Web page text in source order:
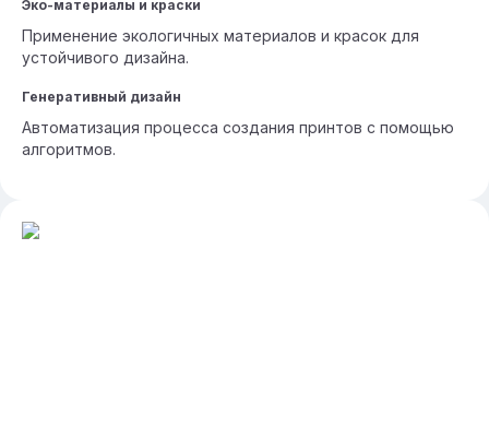
Эко-материалы и краски
Применение экологичных материалов и красок для
устойчивого дизайна.
Генеративный дизайн
Автоматизация процесса создания принтов с помощью
алгоритмов.